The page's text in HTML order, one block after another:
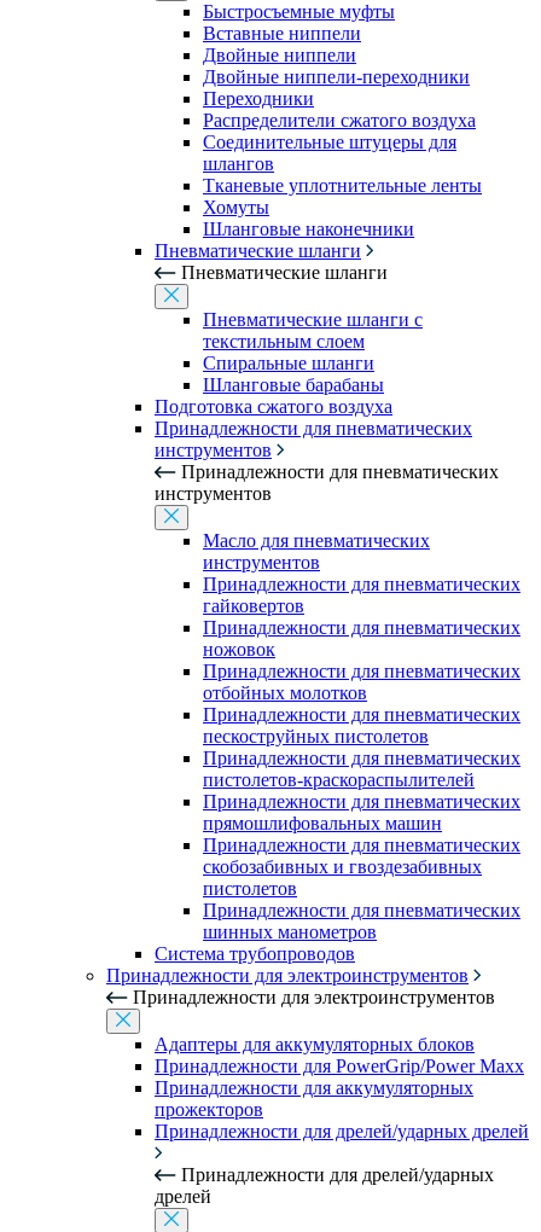
Быстросъемные муфты
Вставные ниппели
Двойные ниппели
Двойные ниппели-переходники
Переходники
Распределители сжатого воздуха
Соединительные штуцеры для
шлангов
Тканевые уплотнительные ленты
Хомуты
Шланговые наконечники
Пневматические шланги
Пневматические шланги
Пневматические шланги с
текстильным слоем
Спиральные шланги
Шланговые барабаны
Подготовка сжатого воздуха
Принадлежности для пневматических
инструментов
Принадлежности для пневматических
инструментов
Масло для пневматических
инструментов
Принадлежности для пневматических
гайковертов
Принадлежности для пневматических
ножовок
Принадлежности для пневматических
отбойных молотков
Принадлежности для пневматических
пескоструйных пистолетов
Принадлежности для пневматических
пистолетов-краскораспылителей
Принадлежности для пневматических
прямошлифовальных машин
Принадлежности для пневматических
скобозабивных и гвоздезабивных
пистолетов
Принадлежности для пневматических
шинных манометров
Система трубопроводов
Принадлежности для электроинструментов
Принадлежности для электроинструментов
Адаптеры для аккумуляторных блоков
Принадлежности для PowerGrip/Power Maxx
Принадлежности для аккумуляторных
прожекторов
Принадлежности для дрелей/ударных дрелей
Принадлежности для дрелей/ударных
дрелей